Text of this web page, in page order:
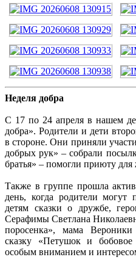
Неделя добра
С 17 по 24 апреля в нашем
добра». Родители и дети
в стороне. Они приняли
добрых рук» – собрали
братья» – помогли приюту
Также в группе прошла
день, когда родители
детям сказки о дружбе,
Серафимы Светлана
поросенка», мама
сказку «Петушок и
особым вниманием и